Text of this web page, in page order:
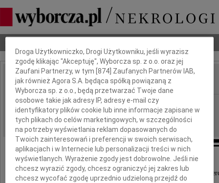
IMIĘ I NAZWISKO:
REGION: Warszawa
DATA EMISJI: 17.09.2009
Z wielkim żalem przyjęliśmy wiadomość o
Dbamy o Twoją prywatność
Droga Użytkowniczko, Drogi Użytkowniku, jeśli wyrazisz
zgodę klikając "Akceptuję", Wyborcza sp. z o.o. oraz jej
Zaufani Partnerzy, w tym [874 ] Zaufanych Partnerów IAB,
jak również Agora S.A. będąca spółką powiązaną z
Wyborcza sp. z o.o., będą przetwarzać Twoje dane
osobowe takie jak adresy IP, adresy e-mail czy
identyfikatory plików cookie lub inne informacje zapisane w
tych plikach do celów marketingowych, w szczególności
na potrzeby wyświetlania reklam dopasowanych do
Twoich zainteresowań i preferencji w swoich serwisach,
aplikacjach i w Internecie lub personalizacji treści w nich
wyświetlanych. Wyrażenie zgody jest dobrowolne. Jeśli nie
chcesz wyrazić zgody, chcesz ograniczyć jej zakres lub
chcesz wycofać zgodę uprzednio udzieloną przejdź do